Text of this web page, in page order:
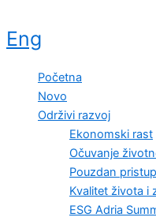
Eng
Početna
Novo
Održivi razvoj
Ekonomski rast
Očuvanje
Pouzdan
Kvalitet života i
ESG Adria